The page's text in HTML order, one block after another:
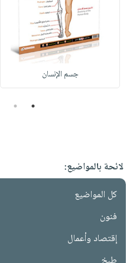
جسم الإنسان
1
2
لائحة بالمواضيع:
كل المواضيع
فنون
إقتصاد وأعمال